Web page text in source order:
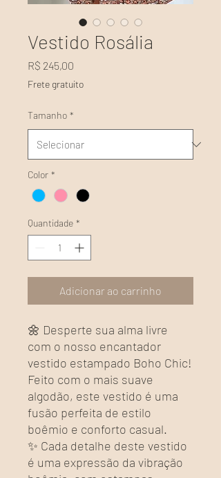
Vestido Rosália
R$ 245,00
Frete gratuito
Tamanho *
Color *
Quantidade *
Adicionar ao carrinho
🌼 Desperte sua alma livre
com o nosso encantador
vestido estampado Boho Chic!
Feito com o mais suave
algodão, este vestido é uma
fusão perfeita de estilo
boêmio e conforto casual.
✨ Cada detalhe deste vestido
é uma expressão da vibração